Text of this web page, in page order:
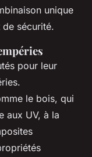
unique
sécurité.
pour leur
le bois, qui
aux UV, à la